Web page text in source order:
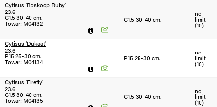
Cytisus 'Boskoop Ruby'
23.6
C1.5 30-40 cm.
Towar: M04132 C1.5 30-40 cm.
no
limit
(10)
Cytisus 'Dukaat'
23.6
P15 25-30 cm.
Towar: M04134 P15 25-30 cm.
no
limit
(10)
Cytisus 'Firefly'
23.6
C1.5 30-40 cm.
Towar: M04135 C1.5 30-40 cm.
no
limit
(10)